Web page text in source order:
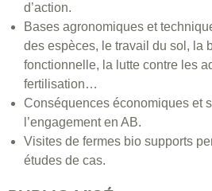
d’action.
Bases agronomiques et
des espèces, le travail du sol, la
fonctionnelle, la lutte contre les
fertilisation…
Conséquences économiques et
l’engagement en AB.
Visites de fermes bio supports
études de cas.